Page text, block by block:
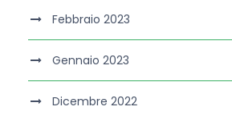
Febbraio 2023
Gennaio 2023
Dicembre 2022